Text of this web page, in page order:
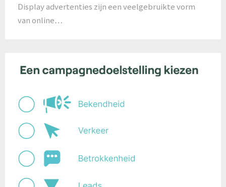
Display advertenties zijn een veelgebruikte vorm
van online…